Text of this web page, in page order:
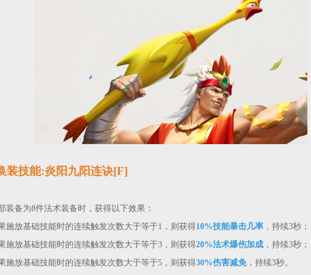
装技能:炎阳九阳连诀[F]
装备为8件法术装备时，获得以下效果：
施放基础技能时的连续触发次数大于等于1，则获得10%技能暴击几率 ，持续3秒；
施放基础技能时的连续触发次数大于等于3，则获得20%法术爆伤加成 ，持续3秒；
施放基础技能时的连续触发次数大于等于5，则获得30%伤害减免，持续3秒。